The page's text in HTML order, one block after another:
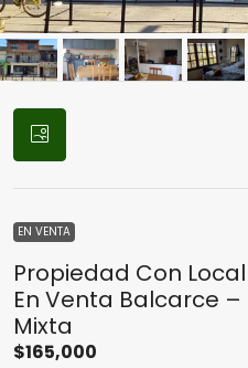
EN VENTA
Propiedad Con
En Venta Balcarce
Mixta
$165,000